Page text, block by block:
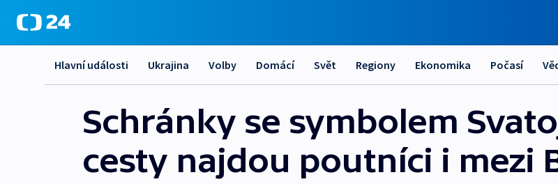
Hlavní události Ukrajina Volby Domácí Svět Regiony Ekonomika Počasí
Schránky se symbolem
cesty najdou poutníci i mezi